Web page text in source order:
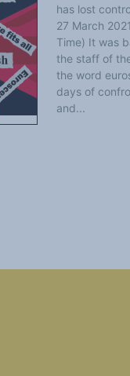
has lost
27 March
Time) It was
the staff of
the word
days of
and...